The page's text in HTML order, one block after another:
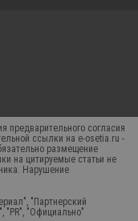
предварительного согласия
ссылки на e-osetia.ru -
размещение
на цитируемые статьи не
Нарушение
"Партнерский
"PR", "Официально"